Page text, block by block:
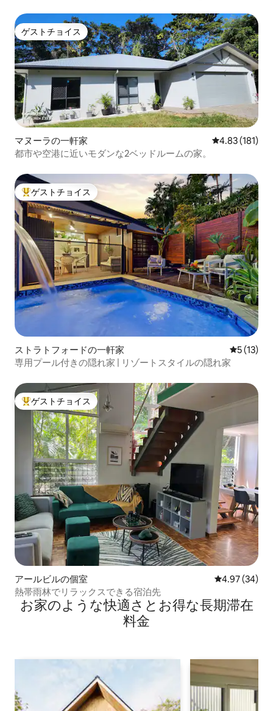
ゲストチョイス
ゲストチョイス
マヌーラの一軒家 レビュー181
4.83 (181)
都市や空港に近いモダンな2ベッドルームの家。
大好評のゲストチョイスです。
ゲストチョイス
ストラトフォードの一軒家 レビュー
5 (13)
専用プール付きの隠れ家 | リゾートスタイルの隠れ家
大好評のゲストチョイスです。
ゲストチョイス
アールビルの個室 レビュー34
4.97 (34)
熱帯雨林でリラックスできる宿泊先
お家のような快⁠適⁠さ⁠とお⁠得⁠な長⁠期⁠滞⁠在
料⁠金